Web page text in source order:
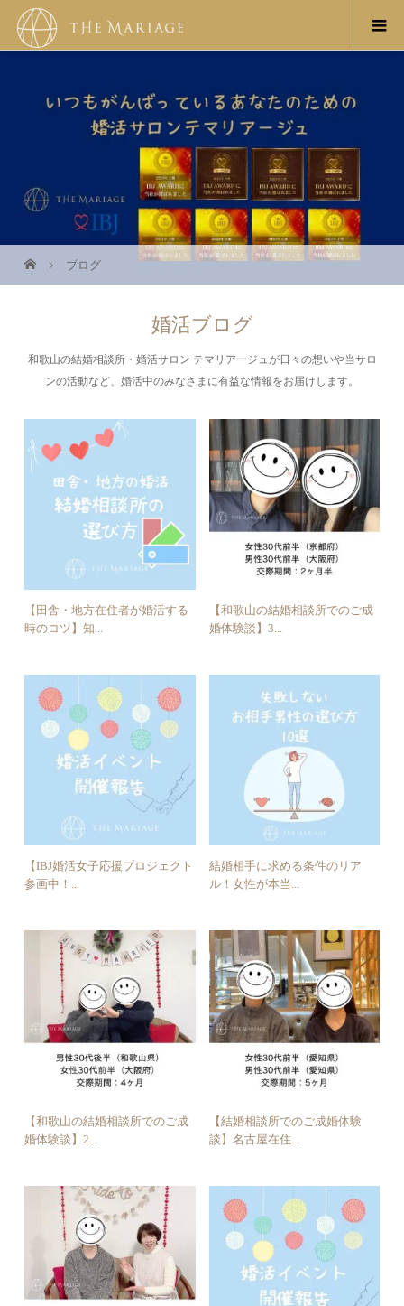
ブログ
婚活ブログ
和歌山の結婚相談所・婚活サロン テマリアージュが日々の想いや当サロ
ンの活動など、婚活中のみなさまに有益な情報をお届けします。
【田舎・地方在住者が婚活する
時のコツ】知...
【和歌山の結婚相談所でのご成
婚体験談】3...
【IBJ婚活女子応援プロジェクト
参画中！...
結婚相手に求める条件のリア
ル！女性が本当...
【和歌山の結婚相談所でのご成
婚体験談】2...
【結婚相談所でのご成婚体験
談】名古屋在住...